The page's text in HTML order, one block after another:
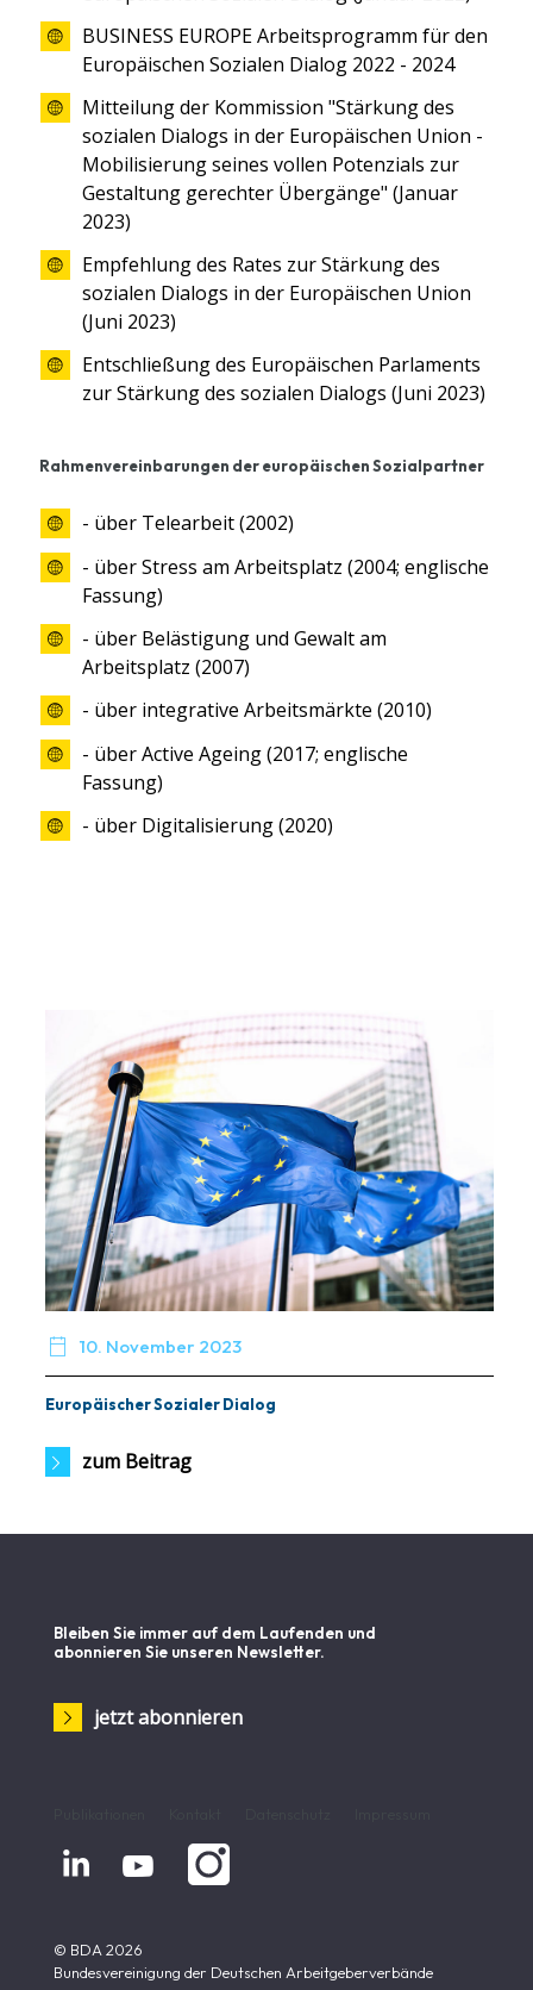
BUSINESS EUROPE Arbeitsprogramm für den
Europäischen Sozialen Dialog 2022 - 2024
Mitteilung der Kommission "Stärkung des
sozialen Dialogs in der Europäischen Union -
Mobilisierung seines vollen Potenzials zur
Gestaltung gerechter Übergänge" (Januar
2023)
Empfehlung des Rates zur Stärkung des
sozialen Dialogs in der Europäischen Union
(Juni 2023)
Entschließung des Europäischen Parlaments
zur Stärkung des sozialen Dialogs (Juni 2023)
Rahmenvereinbarungen der europäischen Sozialpartner
- über Telearbeit (2002)
- über Stress am Arbeitsplatz (2004; englische
Fassung)
- über Belästigung und Gewalt am
Arbeitsplatz (2007)
- über integrative Arbeitsmärkte (2010)
- über Active Ageing (2017; englische
Fassung)
- über Digitalisierung (2020)
 10. November 2023
Europäischer Sozialer Dialog
zum Beitrag
Bleiben Sie immer auf dem Laufenden und
abonnieren Sie unseren Newsletter.
jetzt abonnieren
 
© BDA 2026
Bundesvereinigung der Deutschen Arbeitgeberverbände